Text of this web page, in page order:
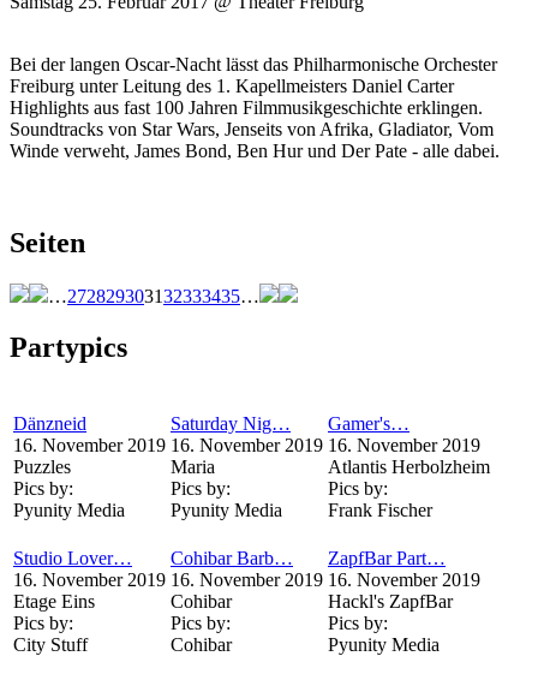
Bei der langen Oscar-Nacht lässt das Philharmonische Orchester
Freiburg unter Leitung des 1. Kapellmeisters Daniel Carter
Highlights aus fast 100 Jahren Filmmusikgeschichte erklingen.
Soundtracks von Star Wars, Jenseits von Afrika, Gladiator, Vom
Winde verweht, James Bond, Ben Hur und Der Pate - alle dabei.
Seiten
…272829303132333435…
Partypics
Dänzneid
16. November 2019
Puzzles
Pics by:
Pyunity Media
Saturday Nig…
16. November 2019
Maria
Pics by:
Pyunity Media
Gamer's…
16. November 2019
Atlantis Herbolzheim
Pics by:
Frank Fischer
Studio Lover…
16. November 2019
Etage Eins
Pics by:
City Stuff
Cohibar Barb…
16. November 2019
Cohibar
Pics by:
Cohibar
ZapfBar Part…
16. November 2019
Hackl's ZapfBar
Pics by:
Pyunity Media